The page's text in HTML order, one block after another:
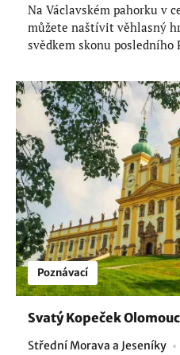
Na Václavském pahorku v
můžete naštívit věhlasný
svědkem skonu posledního
Poznávací
Svatý Kopeček Olomouc
Střední Morava a Jeseníky